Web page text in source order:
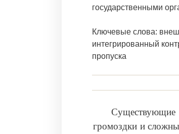
государственными
Ключевые слова:
интегрированный
пропуска
громоздки и